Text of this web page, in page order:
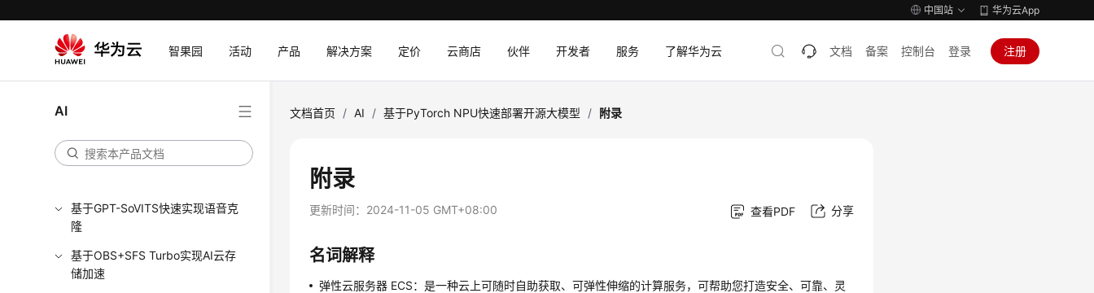
中国站 华为云App
智果园 活动 产品 解决方案 定价 云商店 伙伴 开发者 服务 了解华为云 文档 备案 控制台 登录 注册
AI
基于开源模型构建高可用AIGC应
用
三电数据分析及预测
基于GPT-SoVITS快速实现语音克
隆
基于OBS+SFS Turbo实现AI云存
储加速
文档首页 / AI / 基于PyTorch NPU快速部署开源大模型 / 附录
附录
更新时间： 2024-11-05 GMT+08:00 查看PDF 分享
名词解释
弹性云服务器 ECS：是一种云上可随时自助获取、可弹性伸缩的计算服务，可帮助您打造安全、可靠、灵